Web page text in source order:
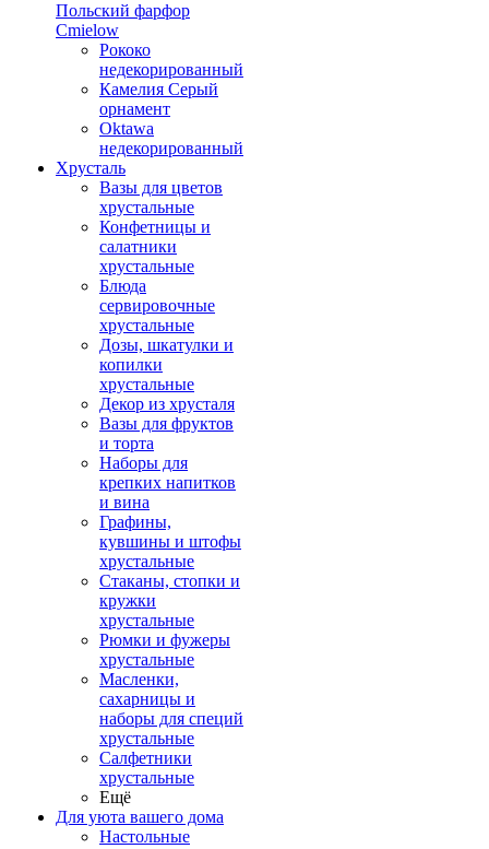
Польский фарфор
Сmielow
Рококо
недекорированный
Камелия Серый
орнамент
Oktawa
недекорированный
Хрусталь
Вазы для цветов
хрустальные
Конфетницы и
салатники
хрустальные
Блюда
сервировочные
хрустальные
Дозы, шкатулки и
копилки
хрустальные
Декор из хрусталя
Вазы для фруктов
и торта
Наборы для
крепких напитков
и вина
Графины,
кувшины и штофы
хрустальные
Стаканы, стопки и
кружки
хрустальные
Рюмки и фужеры
хрустальные
Масленки,
сахарницы и
наборы для специй
хрустальные
Салфетники
хрустальные
Ещё
Для уюта вашего дома
Настольные